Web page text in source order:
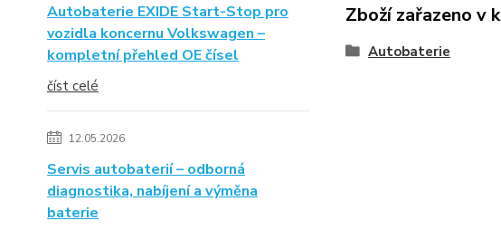
Autobaterie EXIDE Start-Stop pro
vozidla koncernu Volkswagen –
kompletní přehled OE čísel
číst celé
12.05.2026
Servis autobaterií – odborná
diagnostika, nabíjení a výměna
baterie
Zboží zařazeno v
Autobaterie